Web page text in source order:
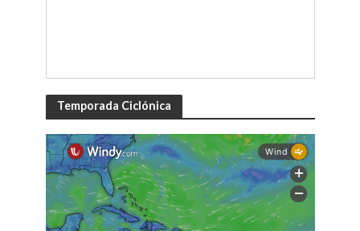
Temporada Ciclónica